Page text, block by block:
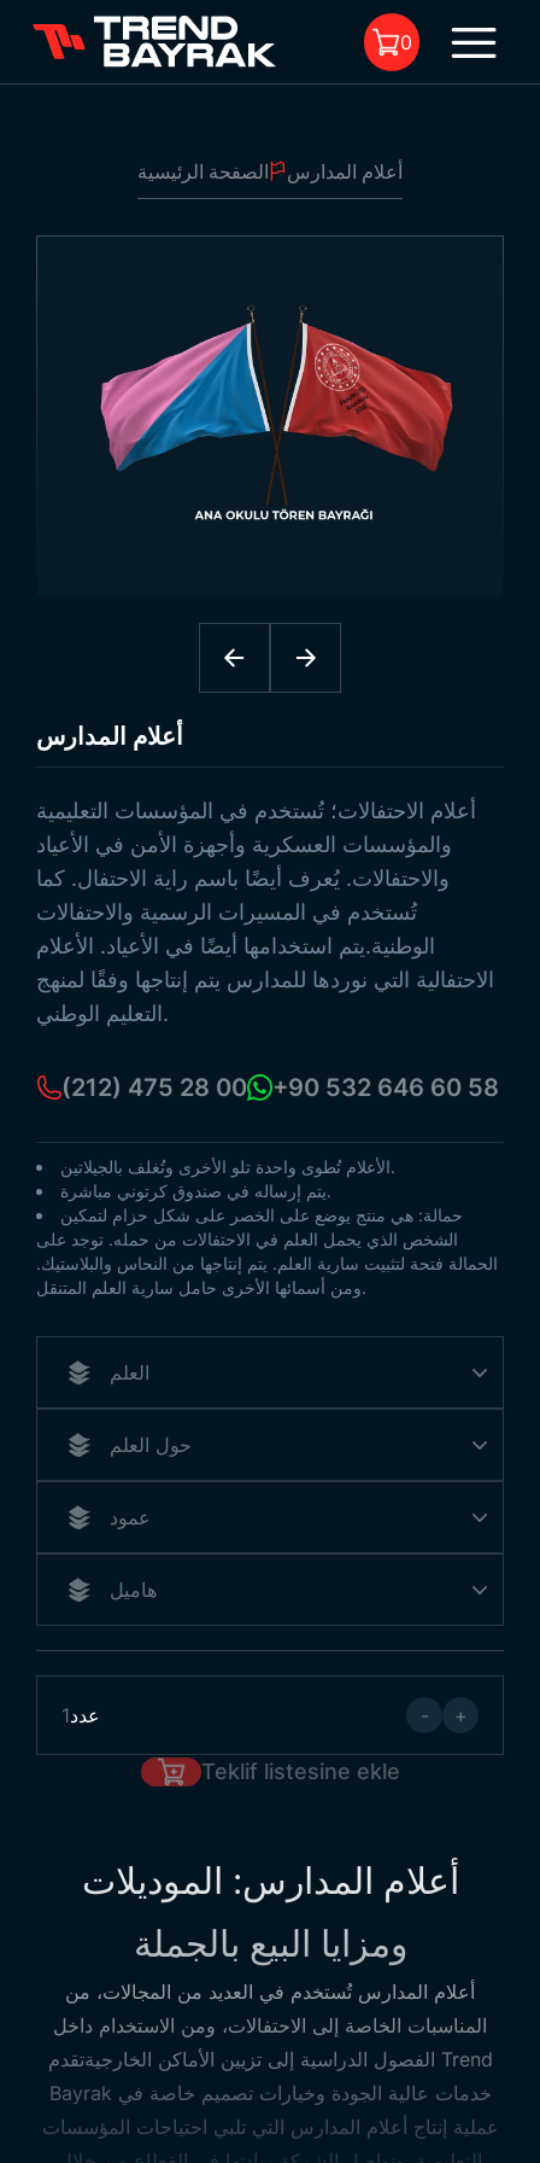
أعلام المدارس
العلم:- حول العلم:-
عمود: - هاميل: -
1
0
الصفحة الرئيسية أعلام المدارس
أعلام المدارس
أعلام الاحتفالات؛ تُستخدم في المؤسسات التعليمية
والمؤسسات العسكرية وأجهزة الأمن في الأعياد
والاحتفالات. يُعرف أيضًا باسم راية الاحتفال. كما
تُستخدم في المسيرات الرسمية والاحتفالات
الوطنية.يتم استخدامها أيضًا في الأعياد. الأعلام
الاحتفالية التي نوردها للمدارس يتم إنتاجها وفقًا لمنهج
التعليم الوطني.
(212) 475 28 00 +90 532 646 60 58
الأعلام تُطوى واحدة تلو الأخرى وتُغلف بالجيلاتين.
يتم إرساله في صندوق كرتوني مباشرة.
حمالة: هي منتج يوضع على الخصر على شكل حزام لتمكين
الشخص الذي يحمل العلم في الاحتفالات من حمله. توجد على
الحمالة فتحة لتثبيت سارية العلم. يتم إنتاجها من النحاس والبلاستيك.
ومن أسمائها الأخرى حامل سارية العلم المتنقل.
1عدد - +
Teklif listesine ekle
أعلام المدارس: الموديلات
ومزايا البيع بالجملة
أعلام المدارس تُستخدم في العديد من المجالات، من
المناسبات الخاصة إلى الاحتفالات، ومن الاستخدام داخل
الفصول الدراسية إلى تزيين الأماكن الخارجيةتقدم Trend
Bayrak خدمات عالية الجودة وخيارات تصميم خاصة في
عملية إنتاج أعلام المدارس التي تلبي احتياجات المؤسسات